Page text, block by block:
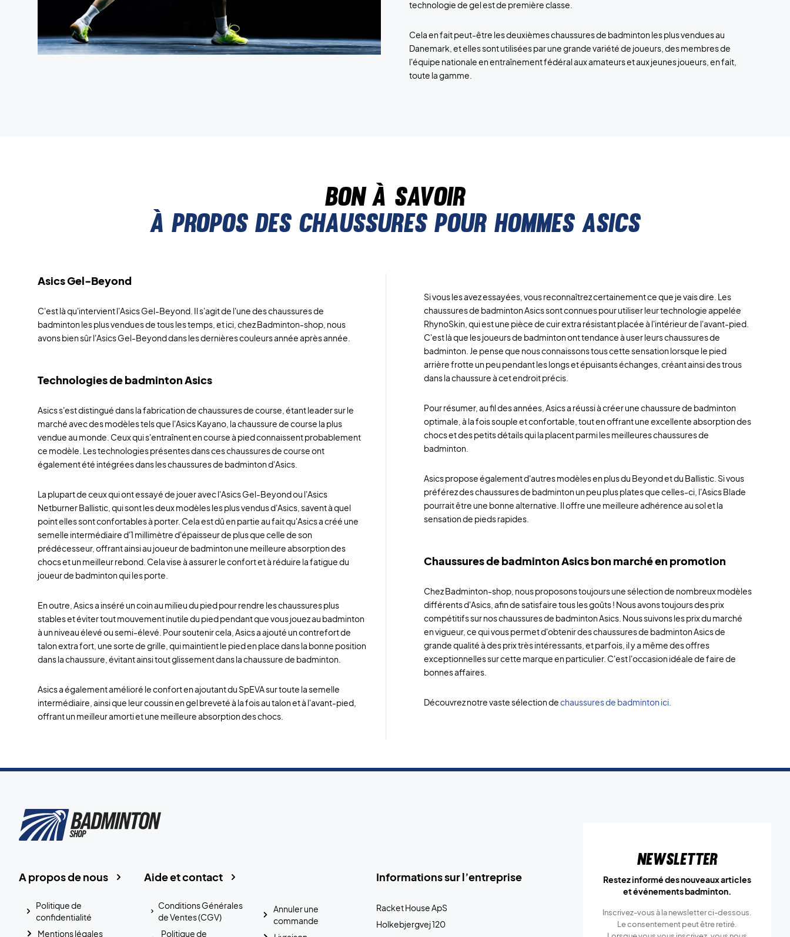
technologie de gel est de première classe.
Cela en fait peut-être les deuxièmes chaussures de badminton les plus vendues au
Danemark, et elles sont utilisées par une grande variété de joueurs, des membres de
l'équipe nationale en entraînement fédéral aux amateurs et aux jeunes joueurs, en fait,
toute la gamme.
Bon à savoir
À propos des chaussures pour hommes Asics
Asics Gel-Beyond
C'est là qu'intervient l'Asics Gel-Beyond. Il s'agit de l'une des chaussures de
badminton les plus vendues de tous les temps, et ici, chez Badminton-shop, nous
avons bien sûr l'Asics Gel-Beyond dans les dernières couleurs année après année.
Technologies de badminton Asics
Asics s'est distingué dans la fabrication de chaussures de course, étant leader sur le
marché avec des modèles tels que l'Asics Kayano, la chaussure de course la plus
vendue au monde. Ceux qui s'entraînent en course à pied connaissent probablement
ce modèle. Les technologies présentes dans ces chaussures de course ont
également été intégrées dans les chaussures de badminton d'Asics.
La plupart de ceux qui ont essayé de jouer avec l'Asics Gel-Beyond ou l'Asics
Netburner Ballistic, qui sont les deux modèles les plus vendus d'Asics, savent à quel
point elles sont confortables à porter. Cela est dû en partie au fait qu'Asics a créé une
semelle intermédiaire d'1 millimètre d'épaisseur de plus que celle de son
prédécesseur, offrant ainsi au joueur de badminton une meilleure absorption des
chocs et un meilleur rebond. Cela vise à assurer le confort et à réduire la fatigue du
joueur de badminton qui les porte.
En outre, Asics a inséré un coin au milieu du pied pour rendre les chaussures plus
stables et éviter tout mouvement inutile du pied pendant que vous jouez au badminton
à un niveau élevé ou semi-élevé. Pour soutenir cela, Asics a ajouté un contrefort de
talon extra fort, une sorte de grille, qui maintient le pied en place dans la bonne position
dans la chaussure, évitant ainsi tout glissement dans la chaussure de badminton.
Asics a également amélioré le confort en ajoutant du SpEVA sur toute la semelle
intermédiaire, ainsi que leur coussin en gel breveté à la fois au talon et à l'avant-pied,
offrant un meilleur amorti et une meilleure absorption des chocs.
Si vous les avez essayées, vous reconnaîtrez certainement ce que je vais dire. Les
chaussures de badminton Asics sont connues pour utiliser leur technologie appelée
RhynoSkin, qui est une pièce de cuir extra résistant placée à l'intérieur de l'avant-pied.
C'est là que les joueurs de badminton ont tendance à user leurs chaussures de
badminton. Je pense que nous connaissons tous cette sensation lorsque le pied
arrière frotte un peu pendant les longs et épuisants échanges, créant ainsi des trous
dans la chaussure à cet endroit précis.
Pour résumer, au fil des années, Asics a réussi à créer une chaussure de badminton
optimale, à la fois souple et confortable, tout en offrant une excellente absorption des
chocs et des petits détails qui la placent parmi les meilleures chaussures de
badminton.
Asics propose également d'autres modèles en plus du Beyond et du Ballistic. Si vous
préférez des chaussures de badminton un peu plus plates que celles-ci, l'Asics Blade
pourrait être une bonne alternative. Il offre une meilleure adhérence au sol et la
sensation de pieds rapides.
Chaussures de badminton Asics bon marché en promotion
Chez Badminton-shop, nous proposons toujours une sélection de nombreux modèles
différents d'Asics, afin de satisfaire tous les goûts ! Nous avons toujours des prix
compétitifs sur nos chaussures de badminton Asics. Nous suivons les prix du marché
en vigueur, ce qui vous permet d'obtenir des chaussures de badminton Asics de
grande qualité à des prix très intéressants, et parfois, il y a même des offres
exceptionnelles sur cette marque en particulier. C'est l'occasion idéale de faire de
bonnes affaires.
Découvrez notre vaste sélection dechaussures de badminton ici.
Informations sur l’entreprise
Racket House ApS
Holkebjergvej 120
Aide et contact
Conditions Générales
de Ventes (CGV)
Politique de
Annuler une
commande
A propos de nous
Politique de
confidentialité
Mentions légales
Newsletter
Restez informé des nouveaux articles
et événements badminton.
Inscrivez-vous à la newsletter ci-dessous.
Le consentement peut être retiré.